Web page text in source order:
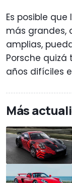
Es posible
más grandes,
amplias,
Porsche
años difíciles
Más